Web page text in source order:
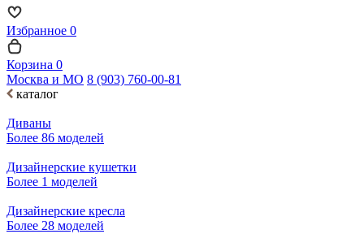
Избранное 0
Корзина 0
Москва и МО 8 (903) 760-00-81
каталог
Диваны
Более 86 моделей
Дизайнерские кушетки
Более 1 моделей
Дизайнерские кресла
Более 28 моделей